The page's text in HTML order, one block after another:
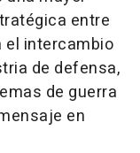
entre
el intercambio
de defensa,
de guerra
en